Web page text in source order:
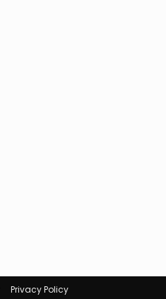
Privacy Policy